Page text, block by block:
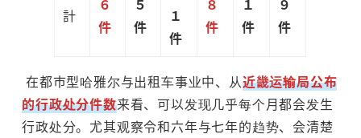
計
６
件
５
件
１
件
８
件
１
件
９
件
在都市型哈雅尔与出租车事业中、从近畿运输局公布
的行政处分件数来看、可以发现几乎每个月都会发生
行政处分。尤其观察令和六年与七年的趋势、会清楚